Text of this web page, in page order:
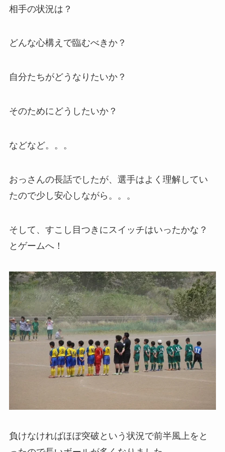
相手の状況は？
どんな心構えで臨むべきか？
自分たちがどうなりたいか？
そのためにどうしたいか？
などなど。。。
おっさんの長話でしたが、選手はよく理解してい
たので少し安心しながら。。。
そして、すこし目つきにスイッチはいったかな？
とゲームへ！
負けなければほぼ突破という状況で前半風上をと